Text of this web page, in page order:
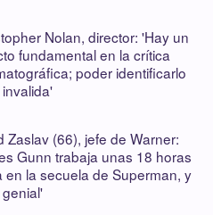
Nolan, director: 'Hay un
fundamental en la crítica
poder identificarlo
Zaslav (66), jefe de Warner:
Gunn trabaja unas 18 horas
en la secuela de Superman, y